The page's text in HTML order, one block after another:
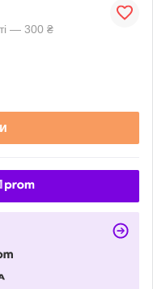
— 300 ₴